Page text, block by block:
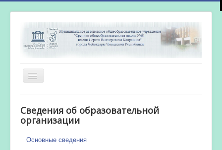
Включить/
выключить
Новости
Сведения об образовательной
организации
Основные сведения